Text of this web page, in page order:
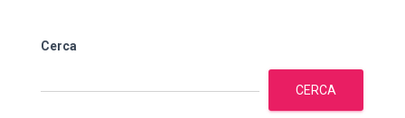
Cerca
CERCA